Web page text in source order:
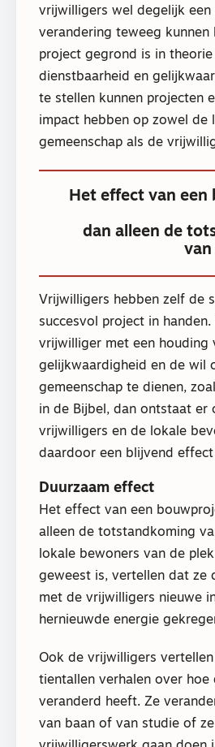
vrijwilligers wel degelijk een
verandering teweeg kunnen
project gegrond is in
dienstbaarheid en
te stellen kunnen projecten
impact hebben op zowel de
gemeenschap als de
Het effect van
dan alleen de
van
Vrijwilligers hebben zelf de
succesvol project in handen.
vrijwilliger met een houding
gelijkwaardigheid en de wil
gemeenschap te dienen,
in de Bijbel, dan ontstaat er
vrijwilligers en de lokale
daardoor een blijvend
Duurzaam effect
Het effect van een
alleen de totstandkoming
lokale bewoners van de
geweest is, vertellen dat ze
met de vrijwilligers nieuwe
hernieuwde energie
Ook de vrijwilligers
tientallen verhalen over hoe
veranderd heeft. Ze
van baan of van studie of